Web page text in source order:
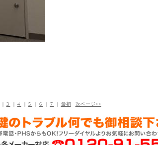
| 3 | 4 | 5 | 6 | 7 | 最初 次ページ>>